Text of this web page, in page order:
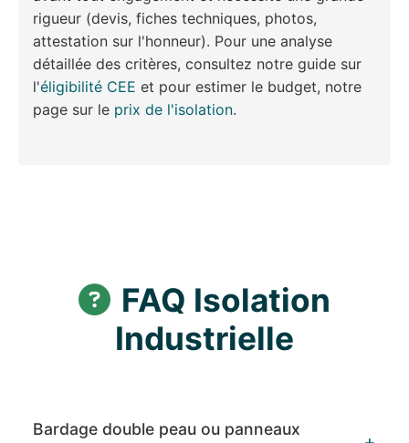
rigueur (devis, fiches techniques, photos,
attestation sur l'honneur). Pour une analyse
détaillée des critères, consultez notre guide sur
l'éligibilité CEE et pour estimer le budget, notre
page sur le prix de l'isolation.
FAQ Isolation
Industrielle
Bardage double peau ou panneaux